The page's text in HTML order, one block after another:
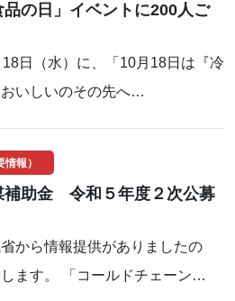
の日」イベントに200人ご
日（水）に、「10月18日は『冷
いしいのその先へ…
報）
補助金 令和５年度２次公募
から情報提供がありましたの
ます。 「コールドチェーン…